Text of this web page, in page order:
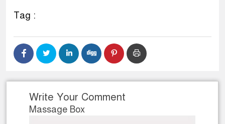
Tag :
Write Your Comment
Massage Box